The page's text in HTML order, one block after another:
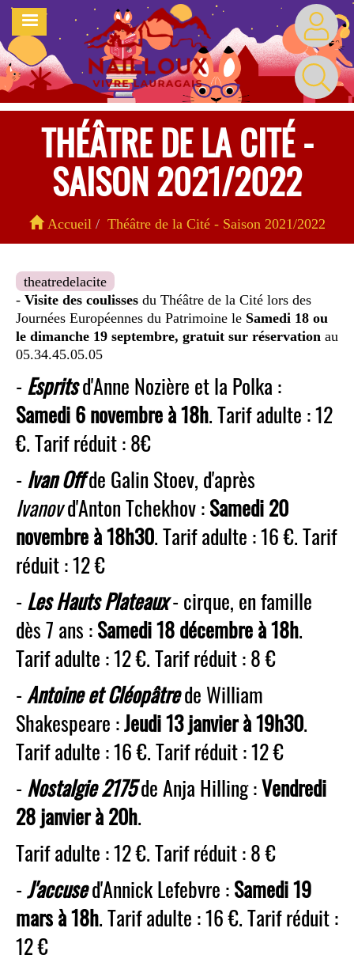
Aller
contenu
principal
MENU
THÉÂTRE DE LA CITÉ -
SAISON 2021/2022
Accueil Théâtre de la Cité - Saison 2021/2022
theatredelacite
- Visite des coulisses du Théâtre de la Cité lors des
Journées Européennes du Patrimoine le Samedi 18 ou
le dimanche 19 septembre, gratuit sur réservation au
05.34.45.05.05
- Espritsd'Anne Nozière et la Polka :
Samedi 6 novembre à 18h. Tarif adulte : 12
€. Tarif réduit : 8€
- Ivan Offde Galin Stoev, d'après
Ivanovd'Anton Tchekhov :Samedi 20
novembre à 18h30. Tarif adulte : 16 €. Tarif
réduit : 12 €
- Les Hauts Plateaux- cirque, en famille
dès 7 ans :Samedi 18 décembre à 18h.
Tarif adulte : 12 €. Tarif réduit : 8 €
-Antoine et Cléopâtrede William
Shakespeare :Jeudi 13 janvier à 19h30.
Tarif adulte : 16 €. Tarif réduit : 12 €
- Nostalgie 2175de Anja Hilling :Vendredi
28 janvier à 20h.
Tarif adulte : 12 €. Tarif réduit : 8 €
-J'accused'Annick Lefebvre :Samedi 19
mars à 18h. Tarif adulte : 16 €. Tarif réduit :
12 €